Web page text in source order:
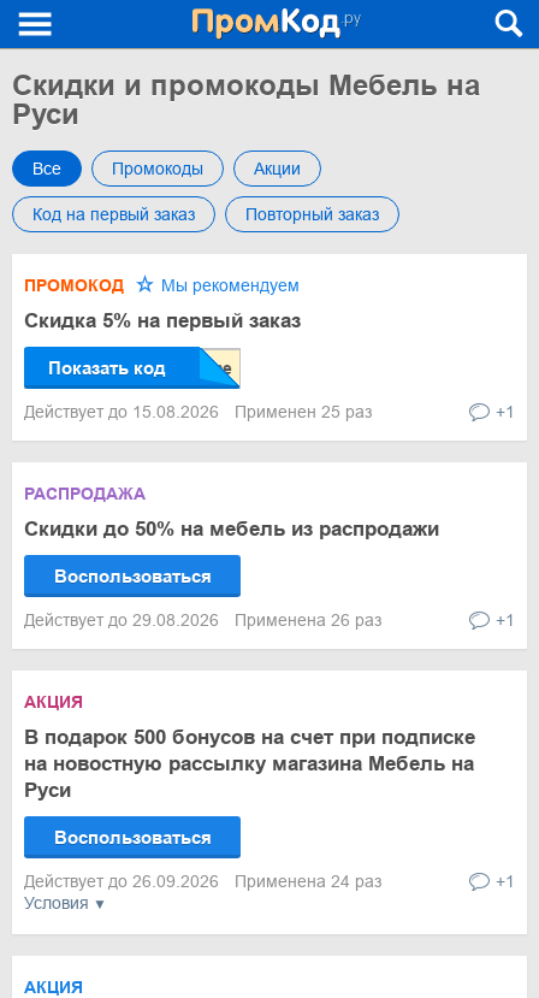
Скидки и промокоды Мебель на
Руси
Все Промокоды Акции
Код на первый заказ Повторный заказ
ПРОМОКОД Мы рекомендуем
Скидка 5% на первый заказ
Показать код
Действует до 15.08.2026 Применен 25 раз +1
РАСПРОДАЖА
Скидки до 50% на мебель из распродажи
Воспользоваться
Действует до 29.08.2026 Применена 26 раз +1
Условия
АКЦИЯ
В подарок 500 бонусов на счет при подписке
на новостную рассылку магазина Мебель на
Руси
Воспользоваться
Действует до 26.09.2026 Применена 24 раз +1
АКЦИЯ